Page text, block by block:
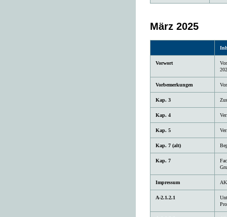
März 2025
Vorwort
Vorbemerkungen
Kap. 3
Kap. 4
Kap. 5
Kap. 7 (alt)
Kap. 7
Impressum
A-2.1.2.1